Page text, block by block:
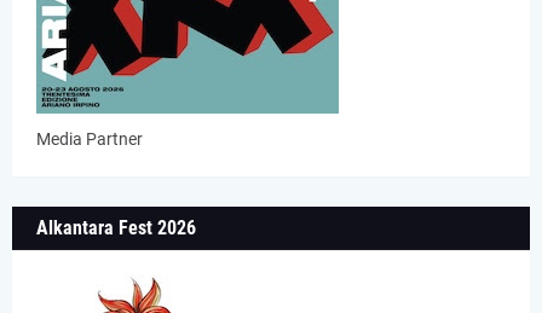
Media Partner
Alkantara Fest 2026